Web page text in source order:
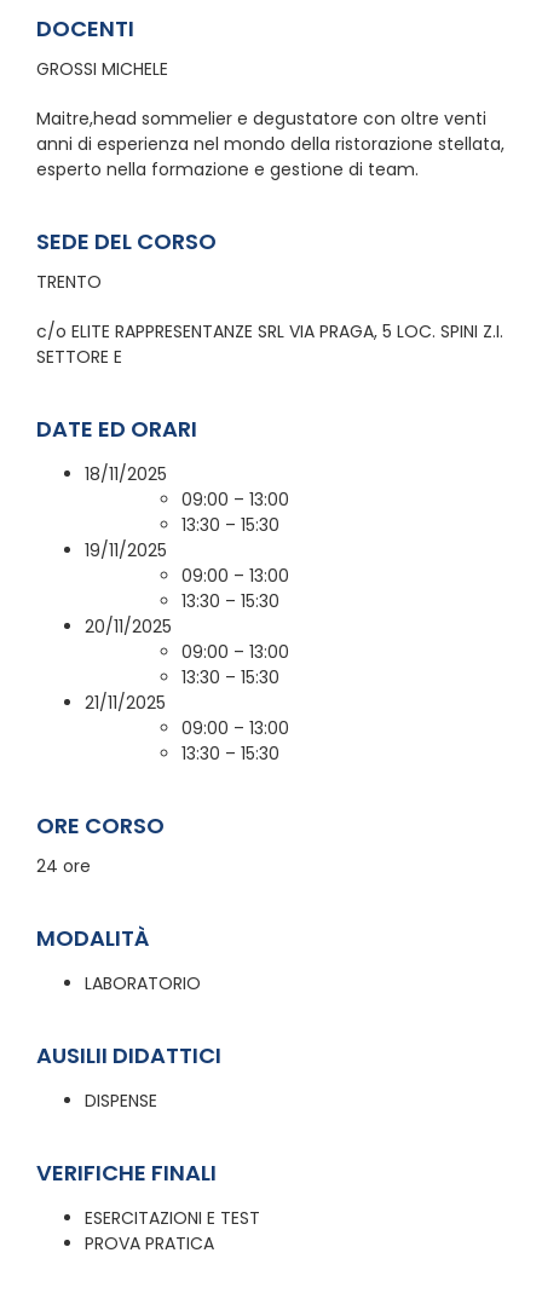
DOCENTI
GROSSI MICHELE
Maitre,head sommelier e degustatore con oltre venti
anni di esperienza nel mondo della ristorazione stellata,
esperto nella formazione e gestione di team.
SEDE DEL CORSO
TRENTO
c/o ELITE RAPPRESENTANZE SRL VIA PRAGA, 5 LOC. SPINI Z.I.
SETTORE E
DATE ED ORARI
18/11/2025
09:00 – 13:00
13:30 – 15:30
19/11/2025
09:00 – 13:00
13:30 – 15:30
20/11/2025
09:00 – 13:00
13:30 – 15:30
21/11/2025
09:00 – 13:00
13:30 – 15:30
ORE CORSO
24 ore
MODALITÀ
LABORATORIO
AUSILII DIDATTICI
DISPENSE
VERIFICHE FINALI
ESERCITAZIONI E TEST
PROVA PRATICA